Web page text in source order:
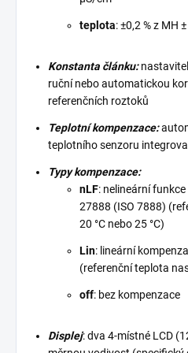
teplota: ±0,2 % z MH
Konstanta článku:
ruční nebo automatickou
referenčních roztoků
Teplotní kompenzace:
teplotního senzoru
Typy kompenzace:
nLF: nelineární
27888 (ISO 7888)
20 °C nebo 25 °C)
Lin: lineární
(referenční teplota
off: bez kompenzace
Displej: dva 4-místné LCD